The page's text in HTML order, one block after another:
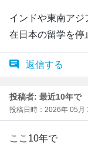
インドや東南アジ
在日本の留学を停
返信する
投稿者: 最近10年で
投稿日時：2026年 05月
ここ10年で